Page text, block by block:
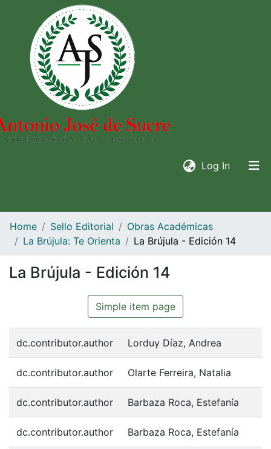
Log In (current)
Communities & collections
Browse DSpace
Home Sello Editorial
Obras Académicas
La Brújula: Te Orienta
La Brújula - Edición 14
La Brújula - Edición 14
Simple item page
dc.contributor.author Lorduy Díaz, Andrea
dc.contributor.author Olarte Ferreira, Natalia
dc.contributor.author Barbaza Roca, Estefanía
dc.contributor.author Barbaza Roca, Estefanía